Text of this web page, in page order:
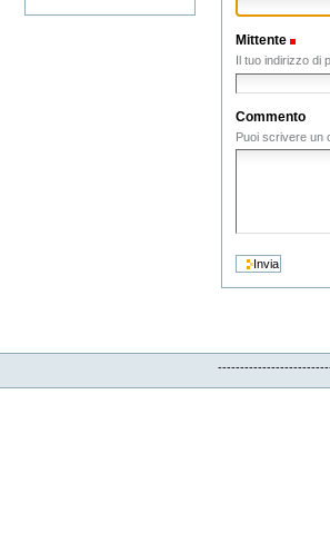
Mittente
Il tuo indirizzo di
Commento
Puoi scrivere un